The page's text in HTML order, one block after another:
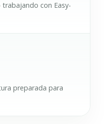
con Easy-
preparada para